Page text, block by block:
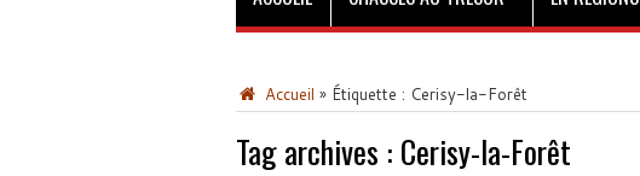
Accueil » Étiquette : Cerisy-la-Forêt
Tag archives : Cerisy-la-Forêt